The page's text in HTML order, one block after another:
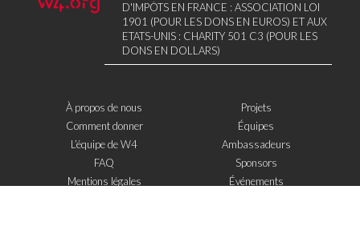
D'IMPÔTS EN FRANCE : ASSOCIATION LOI
1901 (POUR LES DONS EN EUROS) ET AUX
ETATS-UNIS : CHARITY 501 C3 (POUR LES
DONS EN DOLLARS)
À propos de nous
Comment donner
L’équipe de W4
FAQ
Mentions légales
Projets
Équipes
Ambassadeurs
Sponsors
Événements